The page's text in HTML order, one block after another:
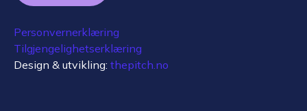
Personvernerklæring
Tilgjengelighetserklæring
Design & utvikling: thepitch.no